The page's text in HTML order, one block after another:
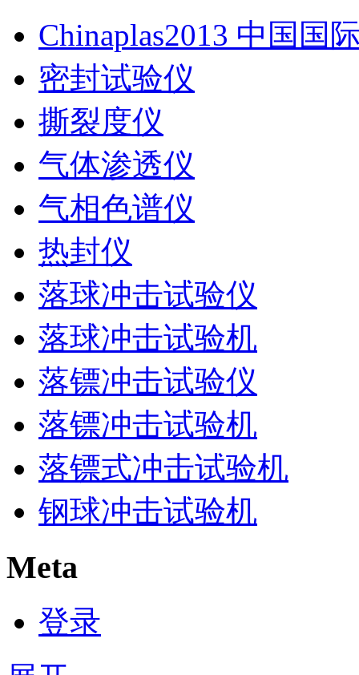
Chinaplas2013 中国国
密封试验仪
撕裂度仪
气体渗透仪
气相色谱仪
热封仪
落球冲击试验仪
落球冲击试验机
落镖冲击试验仪
落镖冲击试验机
落镖式冲击试验机
钢球冲击试验机
Meta
登录